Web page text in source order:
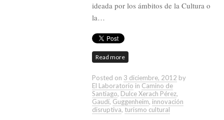
ideada por los ámbitos de la Cultura o
la…
Read more
Posted on 3 diciembre, 2012 by
El Laboratorio in Camino de
Santiago, Dulce Xerach Pérez,
Gaudí, Guggenheim, innovación
disruptiva, turismo cultural